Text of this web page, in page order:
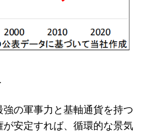
強の軍事力と基軸通貨を持つ
安定すれば、循環的な景気